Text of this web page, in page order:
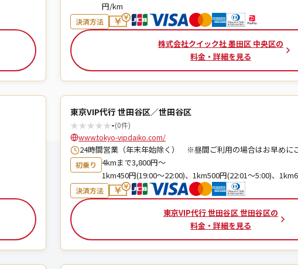
円/km
決済方法
株式会社クイック社 墨田区 中央区の
料金・詳細を見る
東京VIP代行 世田谷区／世田谷区
★★★★★-(0件)
www.tokyo-vipdaiko.com/
24時間営業（年末年始除く） ※昼間ご利用の場合はお早めに
初乗り
4kmまで3,800円～
1km450円(19:00～22:00)、1km500円(22:01～5:00)、
決済方法
東京VIP代行 世田谷区 世田谷区の
料金・詳細を見る